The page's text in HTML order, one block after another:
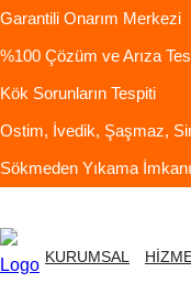
Garantili Onarım Merkezi
%100 Çözüm ve Arıza
Kök Sorunların Tespiti
Ostim, İvedik, Şaşmaz,
Sökmeden Yıkama İmkanı
KURUMSAL